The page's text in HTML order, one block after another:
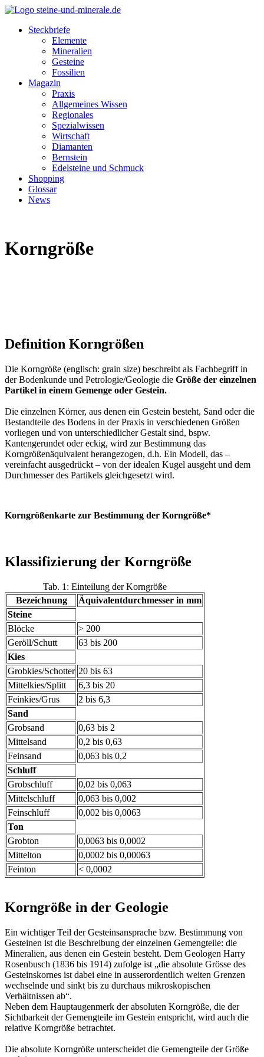
Steckbriefe
Elemente
Mineralien
Gesteine
Fossilien
Magazin
Praxis
Allgemeines Wissen
Regionales
Spezialwissen
Wirtschaft
Diamanten
Bernstein
Edelsteine und Schmuck
Shopping
Glossar
News
Korngröße
Definition Korngrößen
Die Korngröße (englisch: grain size) beschreibt als Fachbegriff in
der Bodenkunde und Petrologie/Geologie die Größe der einzelnen
Partikel in einem Gemenge oder Gestein.
Die einzelnen Körner, aus denen ein Gestein besteht, Sand oder die
Bestandteile des Bodens in der Praxis in verschiedenen Größen
vorliegen und von unterschiedlicher Gestalt sind, bspw.
Kantengerundet oder eckig, wird zur Bestimmung das
Korngrößenäquivalent herangezogen, d.h. Ein Modell, das –
vereinfacht ausgedrückt – von der idealen Kugel ausgeht und dem
Durchmesser des Partikels gleichgesetzt wird.
Korngrößenkarte zur Bestimmung der Korngröße*
Klassifizierung der Korngröße
Tab. 1: Einteilung der Korngröße
Bezeichnung
Äquivalentdurchmesser in mm
Steine
Blöcke
> 200
Geröll/Schutt
63 bis 200
Kies
Grobkies/Schotter 20 bis 63
Mittelkies/Splitt
6,3 bis 20
Feinkies/Grus
2 bis 6,3
Sand
Grobsand
0,63 bis 2
Mittelsand
0,2 bis 0,63
Feinsand
0,063 bis 0,2
Schluff
Grobschluff
0,02 bis 0,063
Mittelschluff
0,063 bis 0,002
Feinschluff
0,002 bis 0,0063
Ton
Grobton
0,0063 bis 0,0002
Mittelton
0,0002 bis 0,00063
Feinton
< 0,0002
Korngröße in der Geologie
Ein wichtiger Teil der Gesteinsansprache bzw. Bestimmung von
Gesteinen ist die Beschreibung der einzelnen Gemengteile: die
Mineralien, aus denen ein Gestein besteht. Dem Geologen Harry
Rosenbusch (1836 bis 1914) zufolge ist „die absolute Grösse des
Gesteinskornes ist dabei eine in ausserordentlich weiten Grenzen
wechselnde und sinkt bis zu durchaus mikroskopischen
Verhältnissen ab“.
Neben dem Hauptaugenmerk der absoluten Korngröße, die der
Sichtbarkeit der Gemengteile im Gestein entspricht, wird auch die
relative Korngröße betrachtet.
Die absolute Korngröße unterscheidet die Gemengteile der Größe